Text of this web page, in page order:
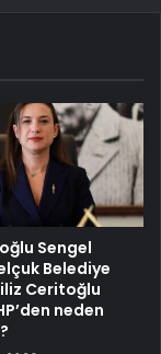
Sengel
Belediye
Ceritoğlu
neden